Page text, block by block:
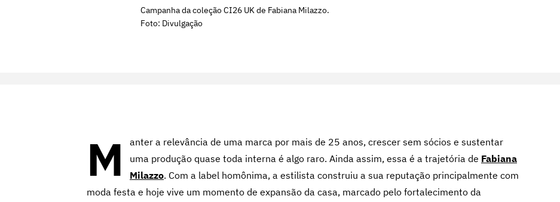
Campanha da coleção CI26 UK de Fabiana Milazzo.
Foto: Divulgação
M
anter a relevância de uma marca por mais de 25 anos, crescer sem sócios e sustentar
uma produção quase toda interna é algo raro. Ainda assim, essa é a trajetória de Fabiana
Milazzo. Com a label homônima, a estilista construiu a sua reputação principalmente com
moda festa e hoje vive um momento de expansão da casa, marcado pelo fortalecimento da